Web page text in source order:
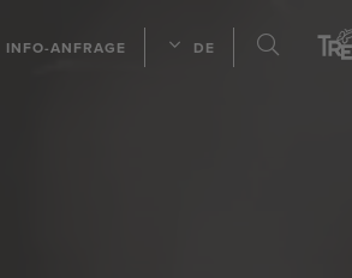
INFO-ANFRAGE DE